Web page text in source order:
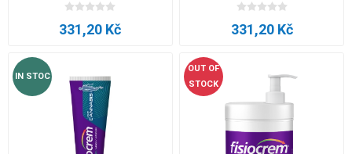
331,20 Kč 331,20 Kč
IN STOC
OUT OF
STOCK